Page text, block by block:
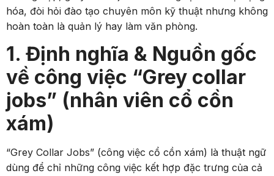
hóa, đòi hỏi đào tạo chuyên môn kỹ thuật nhưng không
hoàn toàn là quản lý hay làm văn phòng.
1. Định nghĩa & Nguồn gốc
về công việc “Grey collar
jobs” (nhân viên cổ cồn
xám)
“Grey Collar Jobs” (công việc cổ cồn xám) là thuật ngữ
dùng để chỉ những công việc kết hợp đặc trưng của cả